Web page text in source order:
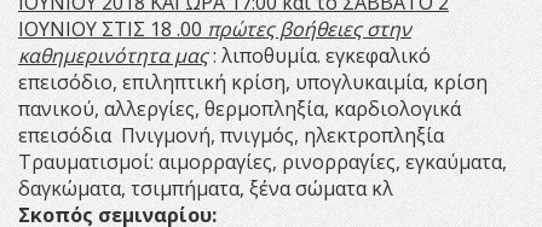
ΙΟΥΝΙΟΥ ΣΤΙΣ 18 .00 πρώτες βοήθειες στην
καθημερινότητα μας: λιποθυμία. εγκεφαλικό
επεισόδιο, επιληπτική κρίση, υπογλυκαιμία, κρίση
πανικού, αλλεργίες, θερμοπληξία, καρδιολογικά
επεισόδια Πνιγμονή, πνιγμός, ηλεκτροπληξία
Τραυματισμοί: αιμορραγίες, ρινορραγίες, εγκαύματα,
δαγκώματα, τσιμπήματα, ξένα σώματα κλ
Σκοπός σεμιναρίου: